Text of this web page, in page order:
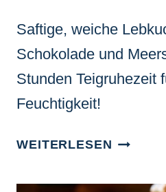
Saftige, weiche
Schokolade und
Stunden Teigruhezeit
Feuchtigkeit!
WEITERLESEN SAFTIGE